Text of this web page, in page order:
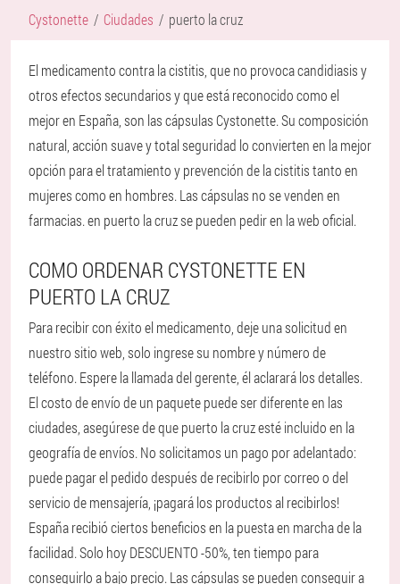
Cystonette Ciudades puerto la cruz
El medicamento contra la cistitis, que no provoca candidiasis y
otros efectos secundarios y que está reconocido como el
mejor en España, son las cápsulas Cystonette. Su composición
natural, acción suave y total seguridad lo convierten en la mejor
opción para el tratamiento y prevención de la cistitis tanto en
mujeres como en hombres. Las cápsulas no se venden en
farmacias. en puerto la cruz se pueden pedir en la web oficial.
COMO ORDENAR CYSTONETTE EN
PUERTO LA CRUZ
Para recibir con éxito el medicamento, deje una solicitud en
nuestro sitio web, solo ingrese su nombre y número de
teléfono. Espere la llamada del gerente, él aclarará los detalles.
El costo de envío de un paquete puede ser diferente en las
ciudades, asegúrese de que puerto la cruz esté incluido en la
geografía de envíos. No solicitamos un pago por adelantado:
puede pagar el pedido después de recibirlo por correo o del
servicio de mensajería, ¡pagará los productos al recibirlos!
España recibió ciertos beneficios en la puesta en marcha de la
facilidad. Solo hoy DESCUENTO -50%, ten tiempo para
conseguirlo a bajo precio. Las cápsulas se pueden conseguir a